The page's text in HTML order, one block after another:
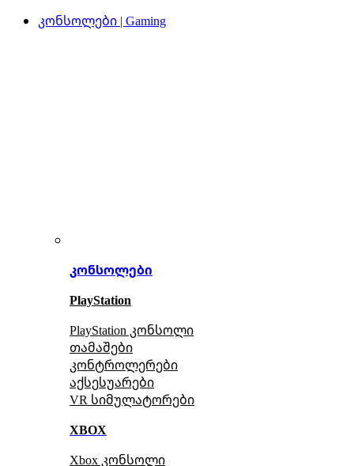
კონსოლები | Gaming
კონსოლები
PlayStation
PlayStation კონსოლი
თამაშები
კონტროლერები
აქსესუარები
VR სიმულატორები
XBOX
Xbox კონსოლი